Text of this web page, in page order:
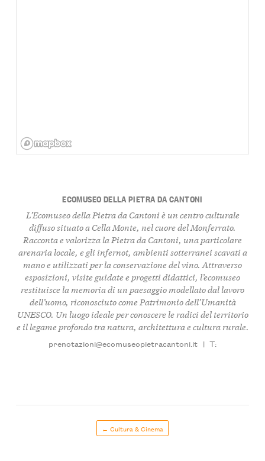
ECOMUSEO DELLA PIETRA DA CANTONI
L’Ecomuseo della Pietra da Cantoni è un centro culturale
diffuso situato a Cella Monte, nel cuore del Monferrato.
Racconta e valorizza la Pietra da Cantoni, una particolare
arenaria locale, e gli infernot, ambienti sotterranei scavati a
mano e utilizzati per la conservazione del vino. Attraverso
esposizioni, visite guidate e progetti didattici, l’ecomuseo
restituisce la memoria di un paesaggio modellato dal lavoro
dell’uomo, riconosciuto come Patrimonio dell’Umanità
UNESCO. Un luogo ideale per conoscere le radici del territorio
e il legame profondo tra natura, architettura e cultura rurale.
prenotazioni@ecomuseopietracantoni.it | T:
← Cultura & Cinema